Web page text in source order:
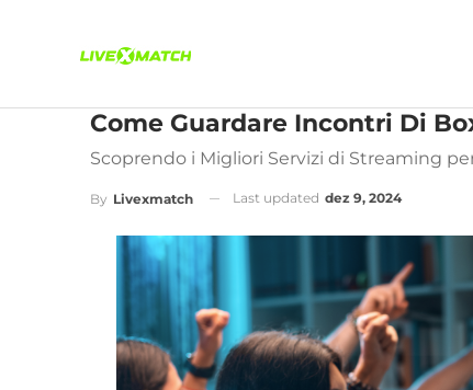
Come Guardare Incontri Di
Scoprendo i Migliori Servizi di Streaming
By Livexmatch Last updated dez 9, 2024